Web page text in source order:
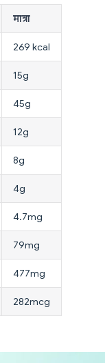
मात्रा
269 kcal
15g
45g
12g
8g
4g
4.7mg
79mg
477mg
282mcg